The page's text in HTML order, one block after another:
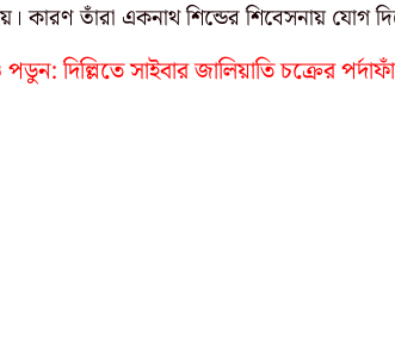
কারণ তাঁরা একনাথ শিন্ডের শিবেসনায় যোগ
দিল্লিতে সাইবার জালিয়াতি চক্রের